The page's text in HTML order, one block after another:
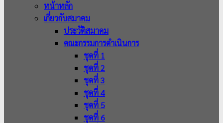
หน้าหลัก
เกี่ยวกับสมาคม
ประวัติสมาคม
คณะกรรมการดำเนินการ
ชุดที่ 1
ชุดที่ 2
ชุดที่ 3
ชุดที่ 4
ชุดที่ 5
ชุดที่ 6